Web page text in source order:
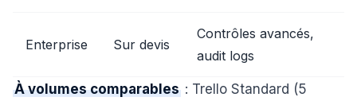
Enterprise Sur devis
Contrôles avancés,
audit logs
À volumes comparables : Trello Standard (5